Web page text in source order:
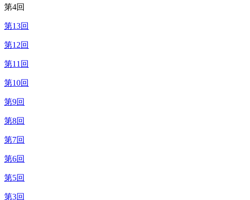
第4回
第13回
第12回
第11回
第10回
第9回
第8回
第7回
第6回
第5回
第3回